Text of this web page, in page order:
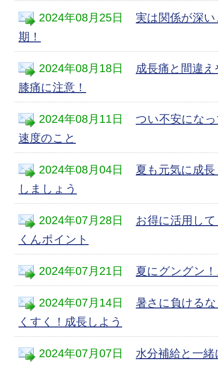
2024年08月25日
実は関係が深
期！
2024年08月18日
成長痛と間違
膝痛に注意！
2024年08月11日
つい不安にな
速度のこと
2024年08月04日
夏も元気に成
しましょう
2024年07月28日
お得に活用し
くんポイント
2024年07月21日 夏にグングン
2024年07月14日
暑さに負ける
くすく！成長しよう
2024年07月07日
水分補給と一